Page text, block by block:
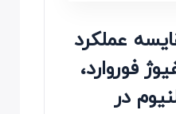
عملکرد
فوروارد،
در